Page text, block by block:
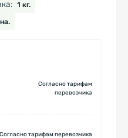
1 кг.
Согласно тарифам
перевозчика
Согласно тарифам перевозчика